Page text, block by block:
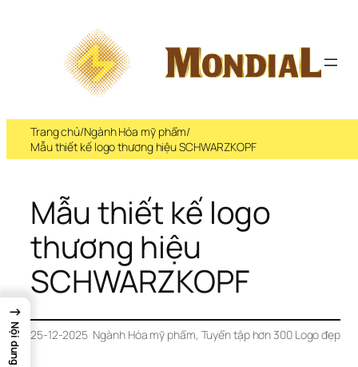
Trang chủ/Ngành Hóa mỹ phẩm/
Mẫu thiết kế logo thương hiệu SCHWARZKOPF
Mẫu thiết kế logo
thương hiệu
SCHWARZKOPF
25-12-2025 Ngành Hóa mỹ phẩm, Tuyển tập hơn 300 Logo đẹp
→
Nội dung